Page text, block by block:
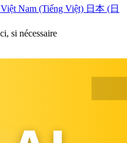
Việt Nam (Tiếng Việt) 日本 (日
si nécessaire